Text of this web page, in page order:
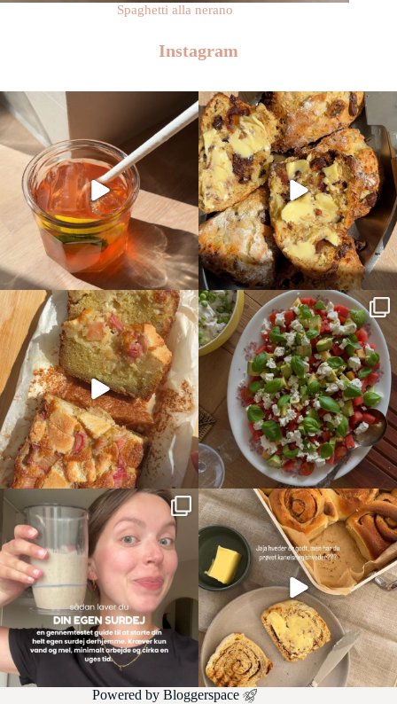
Spaghetti alla nerano
Instagram
Powered byBloggerspace